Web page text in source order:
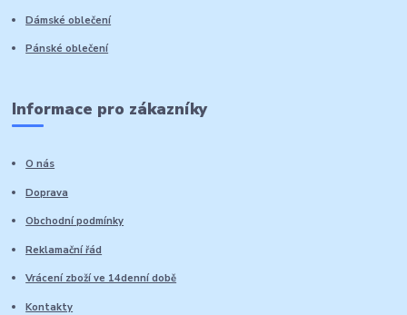
Dámské oblečení
Pánské oblečení
Informace pro zákazníky
O nás
Doprava
Obchodní podmínky
Reklamační řád
Vrácení zboží ve 14denní době
Kontakty